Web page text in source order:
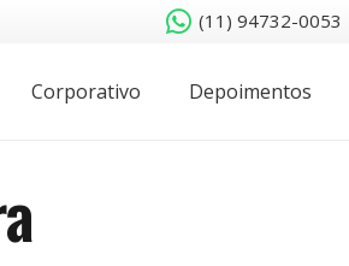
(11) 94732-0053
Corporativo Depoimentos